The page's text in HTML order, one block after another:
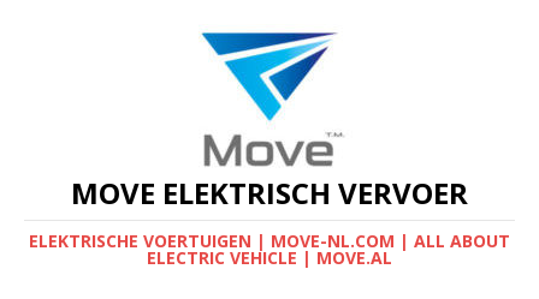
MOVE ELEKTRISCH VERVOER
ELEKTRISCHE VOERTUIGEN | MOVE-NL.COM | ALL ABOUT
ELECTRIC VEHICLE | MOVE.AL